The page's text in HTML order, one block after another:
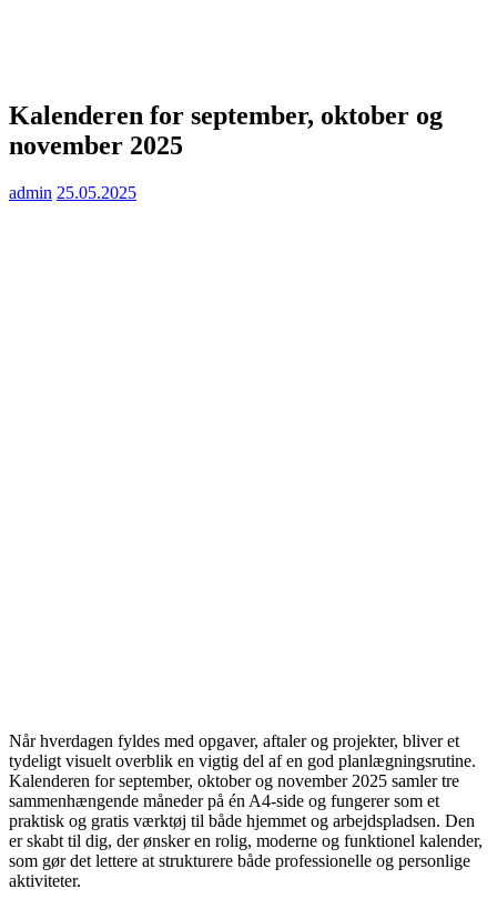
Kalenderen for september, oktober og
november 2025
admin 25.05.2025
Når hverdagen fyldes med opgaver, aftaler og projekter, bliver et
tydeligt visuelt overblik en vigtig del af en god planlægningsrutine.
Kalenderen for september, oktober og november 2025 samler tre
sammenhængende måneder på én A4‑side og fungerer som et
praktisk og gratis værktøj til både hjemmet og arbejdspladsen. Den
er skabt til dig, der ønsker en rolig, moderne og funktionel kalender,
som gør det lettere at strukturere både professionelle og personlige
aktiviteter.